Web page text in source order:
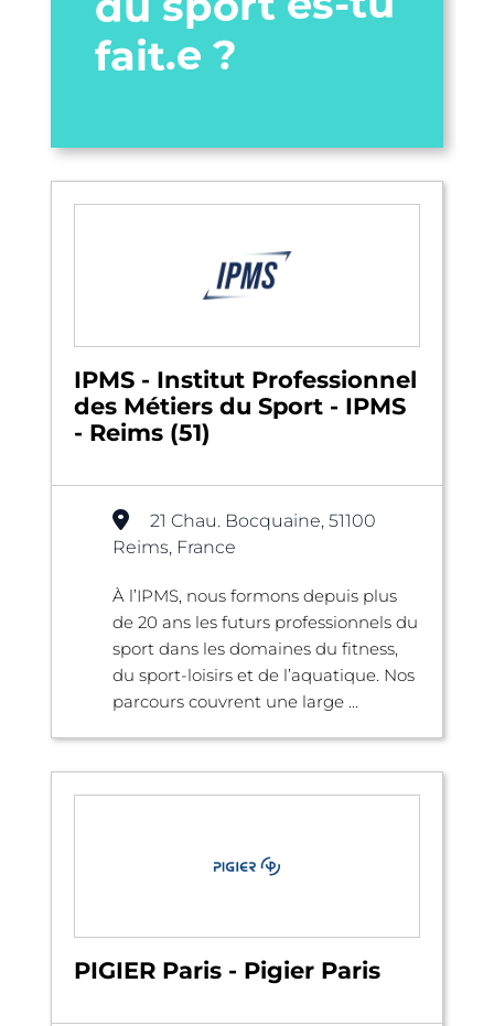
fait.e ?
IPMS - Institut Professionnel
des Métiers du Sport - IPMS
- Reims (51)
21 Chau. Bocquaine, 51100
Reims, France
À l’IPMS, nous formons depuis plus
de 20 ans les futurs professionnels du
sport dans les domaines du fitness,
du sport-loisirs et de l’aquatique. Nos
parcours couvrent une large ...
PIGIER Paris - Pigier Paris